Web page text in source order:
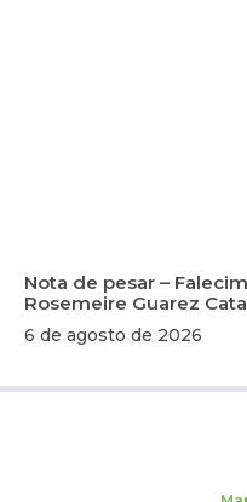
Nota de pesar –
Rosemeire Guarez
6 de agosto de 2026